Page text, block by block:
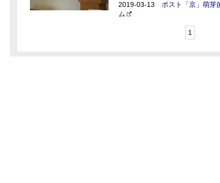
2019-03-13
ポスト「京」萌芽
ム
1